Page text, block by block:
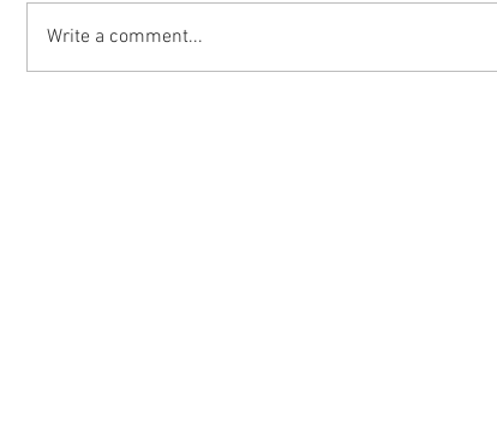
Write a comment...